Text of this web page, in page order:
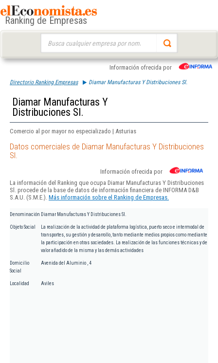
Ranking de Empresas
Información ofrecida por
Directorio Ranking Empresas Diamar Manufacturas Y Distribuciones Sl.
Diamar Manufacturas Y
Distribuciones Sl.
Comercio al por mayor no especializado | Asturias
Datos comerciales de Diamar Manufacturas Y Distribuciones
Sl.
Información ofrecida por
La información del Ranking que ocupa Diamar Manufacturas Y Distribuciones
Sl. procede de la base de datos de información financiera de INFORMA D&B
S.A.U. (S.M.E.). Más información sobre el Ranking de Empresas.
Denominación Diamar Manufacturas Y Distribuciones Sl.
Objeto Social
La realización de la actividad de plataforma logística, puerto seco e intermodal de
transportes, su gestión y desarrollo, tanto mediante medios propios como mediante
la participación en otras sociedades. La realización de las funciones técnicas y de
valor añadido de la misma y las demás actividades
Domicilio
Social
Avenida del Aluminio , 4
Localidad Aviles